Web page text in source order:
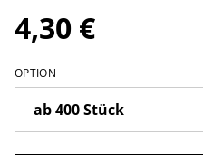
4,30 €
OPTION